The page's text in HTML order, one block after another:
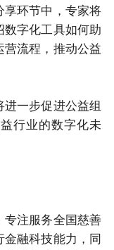
享环节中，专家将
数字化工具如何助
流程，推动公益
一步促进公益组
行业的数字化未
专注服务全国慈善
融科技能力，同